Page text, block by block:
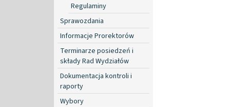
Regulaminy
Sprawozdania
Informacje Prorektorów
Terminarze posiedzeń i
składy Rad Wydziałów
Dokumentacja kontroli i
raporty
Wybory